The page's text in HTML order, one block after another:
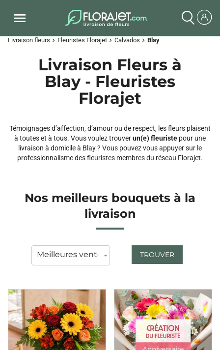
Livraison fleurs chevron_right Fleuristes Florajet chevron_right Calvados chevron_right Blay
Livraison Fleurs à
Blay - Fleuristes
Florajet
Témoignages d’affection, d’amour ou de respect, les fleurs plaisent
à toutes et à tous. Vous voulez trouverun(e) fleuriste pour une
livraison à domicile à Blay ? Vous pouvez vous appuyer sur le
professionnalisme des fleuristes membres du réseau Florajet.
Nos meilleurs bouquets à la
livraison
TROUVER